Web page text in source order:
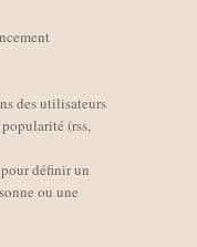
des utilisateurs
(rss,
définir un
ou une